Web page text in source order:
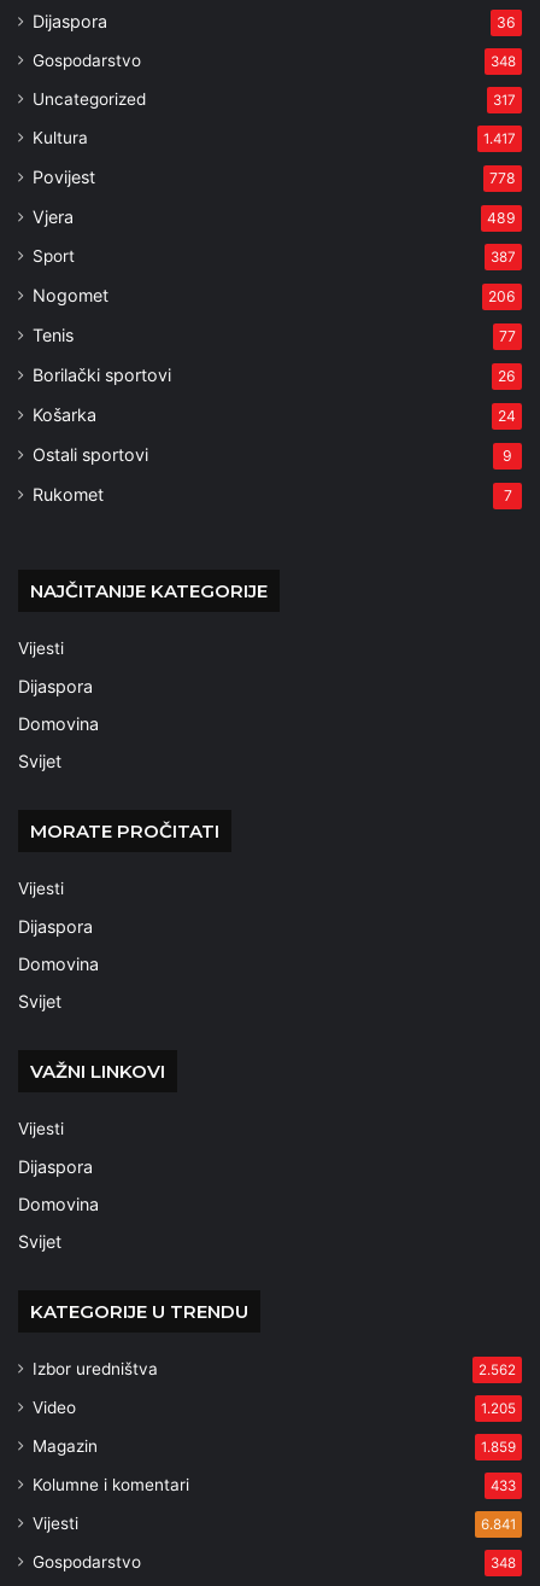
Dijaspora 36
Gospodarstvo 348
Uncategorized 317
Kultura 1.417
Povijest 778
Vjera 489
Sport 387
Nogomet 206
Tenis 77
Borilački sportovi 26
Košarka 24
Ostali sportovi 9
Rukomet 7
NAJČITANIJE KATEGORIJE
Vijesti
Dijaspora
Domovina
Svijet
MORATE PROČITATI
Vijesti
Dijaspora
Domovina
Svijet
VAŽNI LINKOVI
Vijesti
Dijaspora
Domovina
Svijet
KATEGORIJE U TRENDU
Izbor uredništva 2.562
Video 1.205
Magazin 1.859
Kolumne i komentari 433
Vijesti 6.841
Gospodarstvo 348